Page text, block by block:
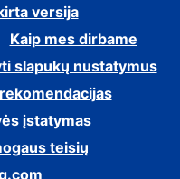
versija
Kaip mes dirbame
slapukų nustatymus
įstatymas
teisių